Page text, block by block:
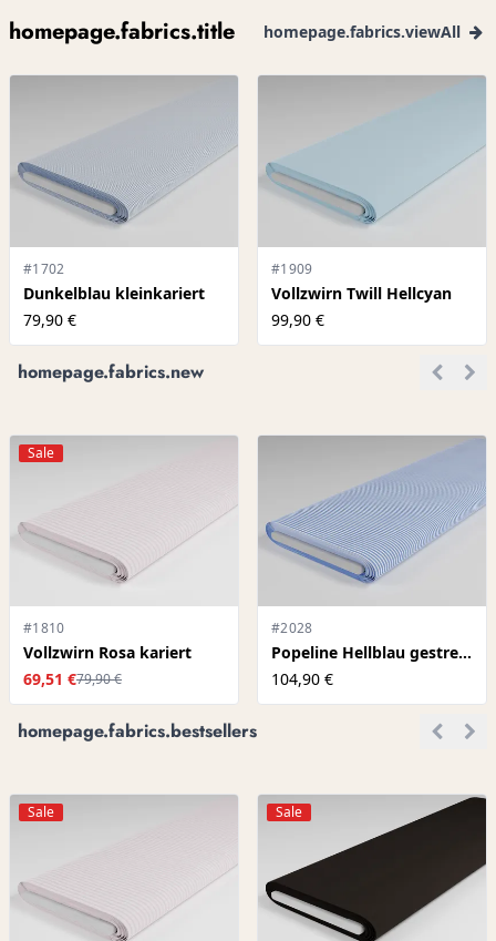
homepage.fabrics.title homepage.fabrics.viewAll
#1702
Dunkelblau kleinkariert
79,90 €
#1909
Vollzwirn Twill Hellcyan
99,90 €
homepage.fabrics.new
Sale
#1810
Vollzwirn Rosa kariert
69,51 €79,90 €
#2028
Popeline Hellblau gestreift
104,90 €
homepage.fabrics.bestsellers
Sale Sale